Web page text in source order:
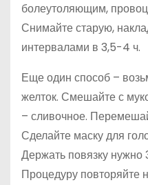
болеутоляющим,
Снимайте старую,
интервалами в 3,5-4 ч.
Еще один способ –
желток. Смешайте с
– сливочное.
Сделайте маску для
Держать повязку нужно
Процедуру повторяйте